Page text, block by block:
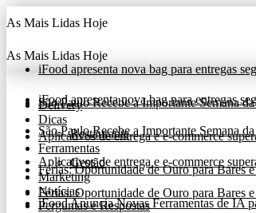
para
conteúdo
As Mais Lidas Hoje
iFood apresenta nova bag para entregas
São Paulo Recebe a Importante Semana
Aplicativos de entrega e e-commerce
Férias: Oportunidade de Ouro para Bares e
iFood Anuncia Novas Ferramentas de IA
As Mais Lidas Hoje
iFood apresenta nova bag para entregas
São Paulo Recebe a Importante Semana
Aplicativos de entrega e e-commerce
Férias: Oportunidade de Ouro para Bares e
Delivery
Dicas
Restaurante
Ferramentas
Gestão
Marketing
Notícias
Perguntas e Respostas